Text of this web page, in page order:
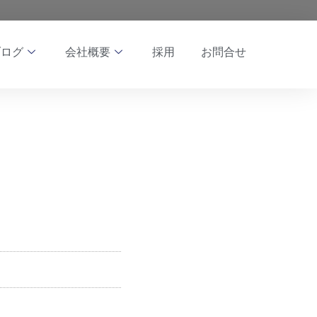
グ 会社概要 採用 お問合せ